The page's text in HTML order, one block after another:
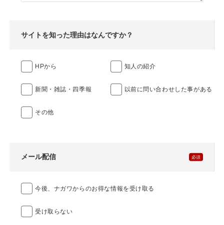
サイトを知った理由はなんですか？
HPから 知人の紹介
新聞・雑誌・四季報 以前に問い合わせした事がある
その他
メール配信
今後、ナガワからのお得な情報を受け取る
受け取らない